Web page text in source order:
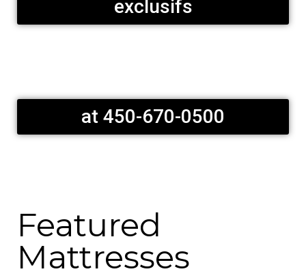
exclusifs
at 450-670-0500
Featured
Mattresses